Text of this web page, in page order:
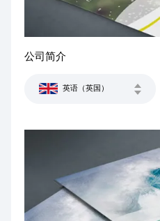
公司简介
英语（英国）